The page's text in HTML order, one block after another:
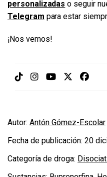
personalizadas o seguir
Telegram para estar
¡Nos vemos!
Autor: Antón Gómez-Escolar
Fecha de publicación: 20
Categoría de droga: